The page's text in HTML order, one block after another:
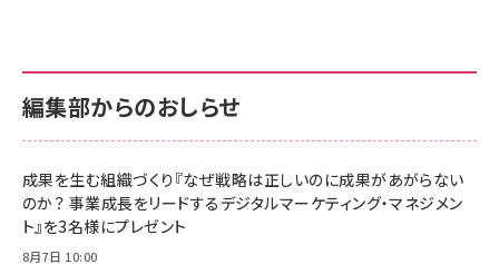
編集部からのおしらせ
成果を生む組織づくり『なぜ戦略は正しいのに成果があがらない
のか？ 事業成長をリードするデジタルマーケティング・マネジメン
ト』を3名様にプレゼント
8月7日 10:00